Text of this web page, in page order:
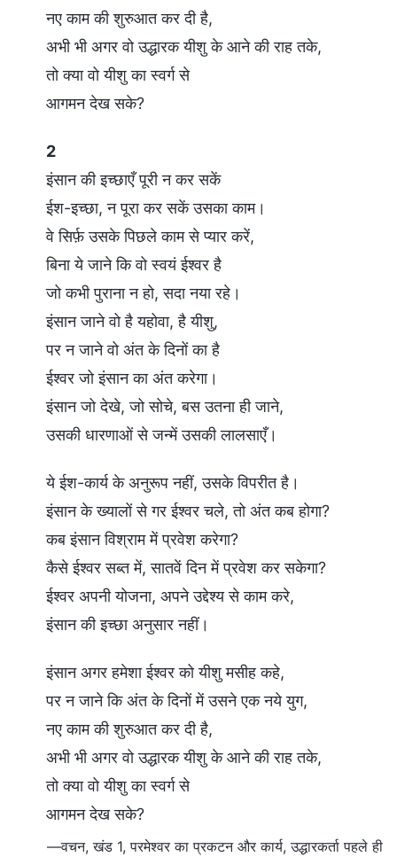
नए काम की शुरुआत कर दी है,
अभी भी अगर वो उद्धारक यीशु के आने की राह तके,
तो क्या वो यीशु का स्वर्ग से
आगमन देख सके?
2
इंसान की इच्छाएँ पूरी न कर सकें
ईश-इच्छा, न पूरा कर सकें उसका काम।
वे सिर्फ़ उसके पिछले काम से प्यार करें,
बिना ये जाने कि वो स्वयं ईश्वर है
जो कभी पुराना न हो, सदा नया रहे।
इंसान जाने वो है यहोवा, है यीशु,
पर न जाने वो अंत के दिनों का है
ईश्वर जो इंसान का अंत करेगा।
इंसान जो देखे, जो सोचे, बस उतना ही जाने,
उसकी धारणाओं से जन्में उसकी लालसाएँ।
ये ईश-कार्य के अनुरूप नहीं, उसके विपरीत है।
इंसान के ख्यालों से गर ईश्वर चले, तो अंत कब होगा?
कब इंसान विश्राम में प्रवेश करेगा?
कैसे ईश्वर सब्त में, सातवें दिन में प्रवेश कर सकेगा?
ईश्वर अपनी योजना, अपने उद्देश्य से काम करे,
इंसान की इच्छा अनुसार नहीं।
इंसान अगर हमेशा ईश्वर को यीशु मसीह कहे,
पर न जाने कि अंत के दिनों में उसने एक नये युग,
नए काम की शुरुआत कर दी है,
अभी भी अगर वो उद्धारक यीशु के आने की राह तके,
तो क्या वो यीशु का स्वर्ग से
आगमन देख सके?
—वचन, खंड 1, परमेश्वर का प्रकटन और कार्य, उद्धारकर्ता पहले ही